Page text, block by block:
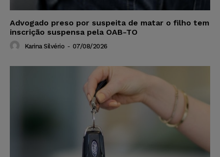
Advogado preso por suspeita de matar o filho tem
inscrição suspensa pela OAB-TO
Karina Silvério - 07/08/2026